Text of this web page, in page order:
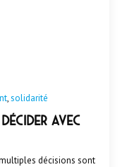
,solidarité
avec
décisions sont